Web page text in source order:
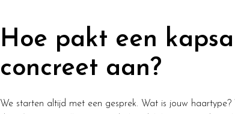
Hoe pakt een
concreet aan?
We starten altijd met een gesprek. Wat is jouw